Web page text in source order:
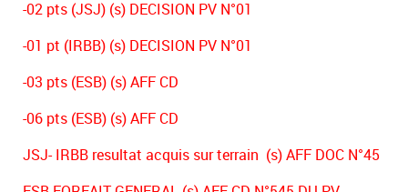
-02 pts (JSJ) (s) DECISION PV N°01
-01 pt (IRBB) (s) DECISION PV N°01
-03 pts (ESB) (s) AFF CD
-06 pts (ESB) (s) AFF CD
JSJ- IRBB resultat acquis sur terrain (s) AFF DOC N°45